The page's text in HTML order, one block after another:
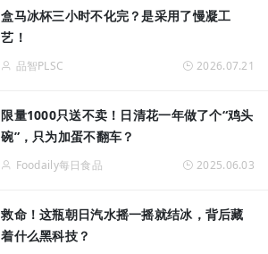
盒马冰杯三小时不化完？是采用了慢凝工
艺！
品智PLSC 2026.07.21
限量1000只送不卖！日清花一年做了个“鸡头
碗”，只为加蛋不翻车？
Foodaily每日食品 2025.06.03
救命！这瓶朝日汽水摇一摇就结冰，背后藏
着什么黑科技？